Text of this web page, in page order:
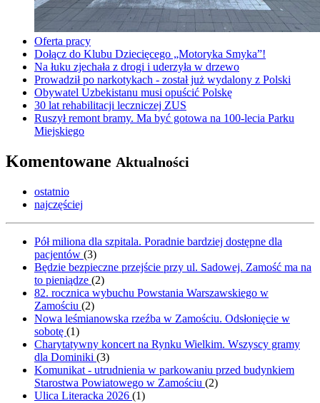
Oferta pracy
Dołącz do Klubu Dziecięcego „Motoryka Smyka”!
Na łuku zjechała z drogi i uderzyła w drzewo
Prowadził po narkotykach - został już wydalony z Polski
Obywatel Uzbekistanu musi opuścić Polskę
30 lat rehabilitacji leczniczej ZUS
Ruszył remont bramy. Ma być gotowa na 100-lecia Parku
Miejskiego
Komentowane Aktualności
ostatnio
najczęściej
Pół miliona dla szpitala. Poradnie bardziej dostępne dla
pacjentów (3)
Będzie bezpieczne przejście przy ul. Sadowej. Zamość ma na
to pieniądze (2)
82. rocznica wybuchu Powstania Warszawskiego w
Zamościu (2)
Nowa leśmianowska rzeźba w Zamościu. Odsłonięcie w
sobotę (1)
Charytatywny koncert na Rynku Wielkim. Wszyscy gramy
dla Dominiki (3)
Komunikat - utrudnienia w parkowaniu przed budynkiem
Starostwa Powiatowego w Zamościu (2)
Ulica Literacka 2026 (1)